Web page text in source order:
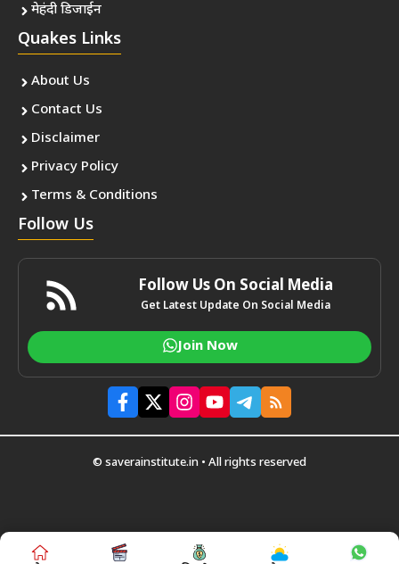
मेहंदी डिजाईन
Quakes Links
About Us
Contact Us
Disclaimer
Privacy Policy
Terms & Conditions
Follow Us
Follow Us On Social Media
Get Latest Update On Social Media
Join Now
© saverainstitute.in • All rights reserved